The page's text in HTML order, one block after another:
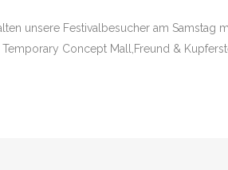
unsere Festivalbesucher am Samstag
Temporary Concept Mall,Freund &